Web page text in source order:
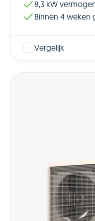
8,3 kW
Binnen 4 weken
Vergelijk